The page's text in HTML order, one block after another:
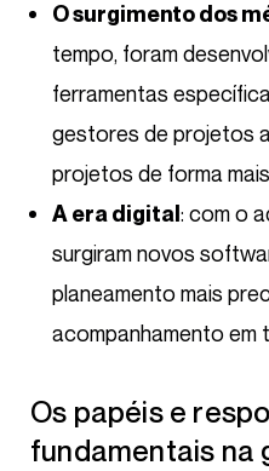
O surgimento dos
tempo, foram
ferramentas
gestores de projetos
projetos de forma
A era digital : com o
surgiram novos
planeamento mais
acompanhamento em
Os papéis e responsabilidades
fundamentais na